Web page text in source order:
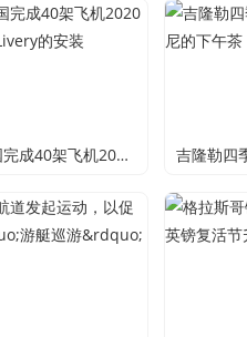
酋长国完成40架飞机2020 Dubai Livery的安装